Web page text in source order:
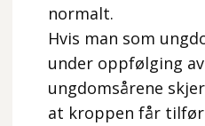
normalt.
Hvis man som
under oppfølging
ungdomsårene
at kroppen får